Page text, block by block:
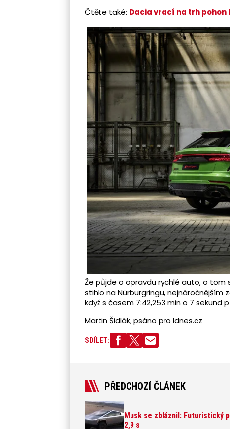
Čtěte také: Dacia vrací na trh pohon
Že půjde o opravdu rychlé auto, o
stihlo na Nürburgringu, nejnáročnějším
když s časem 7:42,253 min o 7 sekund
Martin Šidlák, psáno pro Idnes.cz
SDÍLET:
PŘEDCHOZÍ ČLÁNEK
Musk se zbláznil: Futuristický
2,9 s